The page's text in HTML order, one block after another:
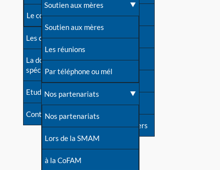
Une difficulté d'allaitement ?
Cas particuliers
Mythes et vérités
Devenir animatrice ?
Une question sur le site
Le congrès
Les dossiers de l'allaitement
La documentation
spécialisée
Etudes récentes
Contact
Contact presse
Dossier de presse
Soutenir LLL
Livre d'or
Forum
S'inscrire à nos newsletters
Soutien aux mères
Soutien aux mères
Les réunions
Par téléphone ou mél
Nos partenariats
Nos partenariats
Lors de la SMAM
à la CoFAM